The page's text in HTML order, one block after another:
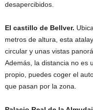
desapercibidos.
El castillo de Bellver.
metros de altura, esta
circular y unas vistas
Además, la distancia no es
propio, puedes coger el
que pasan por la zona.